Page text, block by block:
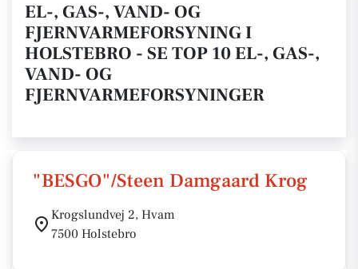
EL-, GAS-, VAND- OG
FJERNVARMEFORSYNING I
HOLSTEBRO - SE TOP 10 EL-, GAS-,
VAND- OG
FJERNVARMEFORSYNINGER
"BESGO"/Steen Damgaard Krog
Krogslundvej 2, Hvam
7500 Holstebro